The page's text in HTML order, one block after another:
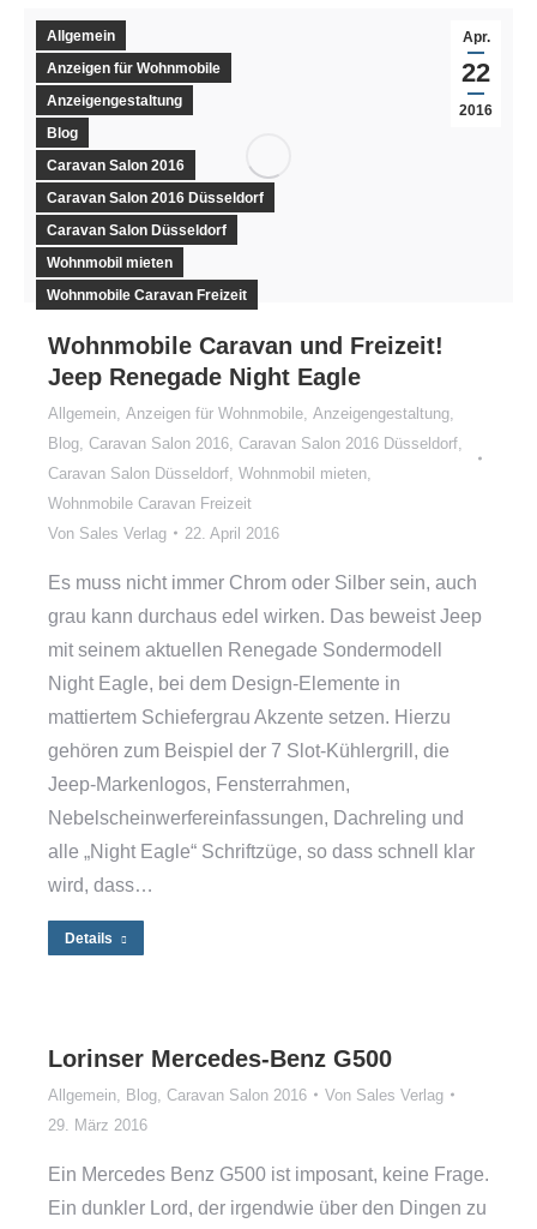
Apr.
22
2016
Allgemein
Anzeigen für Wohnmobile
Anzeigengestaltung
Blog
Caravan Salon 2016
Caravan Salon 2016 Düsseldorf
Caravan Salon Düsseldorf
Wohnmobil mieten
Wohnmobile Caravan Freizeit
Wohnmobile Caravan und Freizeit!
Jeep Renegade Night Eagle
Allgemein Anzeigen für Wohnmobile Anzeigengestaltung
Blog Caravan Salon 2016 Caravan Salon 2016 Düsseldorf
Caravan Salon Düsseldorf Wohnmobil mieten
Wohnmobile Caravan Freizeit
Von Sales Verlag 22. April 2016
Es muss nicht immer Chrom oder Silber sein, auch
grau kann durchaus edel wirken. Das beweist Jeep
mit seinem aktuellen Renegade Sondermodell
Night Eagle, bei dem Design-Elemente in
mattiertem Schiefergrau Akzente setzen. Hierzu
gehören zum Beispiel der 7 Slot-Kühlergrill, die
Jeep-Markenlogos, Fensterrahmen,
Nebelscheinwerfereinfassungen, Dachreling und
alle „Night Eagle“ Schriftzüge, so dass schnell klar
wird, dass…
Details
Lorinser Mercedes-Benz G500
Allgemein Blog Caravan Salon 2016 Von Sales Verlag
29. März 2016
Ein Mercedes Benz G500 ist imposant, keine Frage.
Ein dunkler Lord, der irgendwie über den Dingen zu